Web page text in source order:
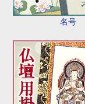
名号